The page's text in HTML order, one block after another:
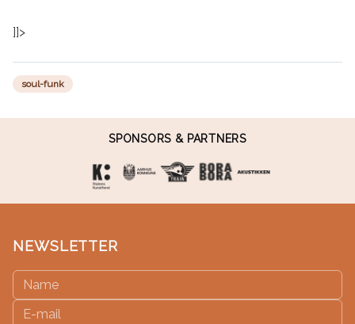
]]>
soul-funk
SPONSORS & PARTNERS
NEWSLETTER